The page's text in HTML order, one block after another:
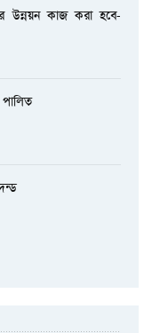
উন্নয়ন কাজ করা হবে-